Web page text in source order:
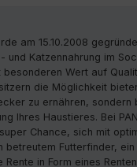
am 15.10.2008
und Katzennahrung im
besonderen Wert auf
die Möglichkeit
zu ernähren, sondern
Ihres Haustieres. Bei
Chance, sich mit
betreutem Futterfinder,
Rente in Form eines